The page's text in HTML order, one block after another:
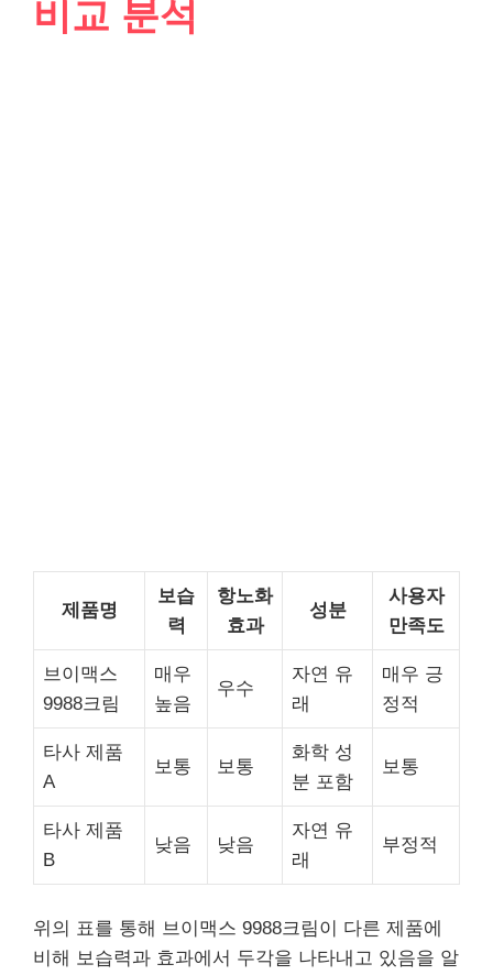
비교 분석
제품명
보습
력
항노화
효과
성분
사용자
만족도
브이맥스
9988크림
매우
높음
우수
자연 유
래
매우 긍
정적
타사 제품
A
보통 보통
화학 성
분 포함
보통
타사 제품
B
낮음 낮음
자연 유
래
부정적
위의 표를 통해 브이맥스 9988크림이 다른 제품에
비해 보습력과 효과에서 두각을 나타내고 있음을 알